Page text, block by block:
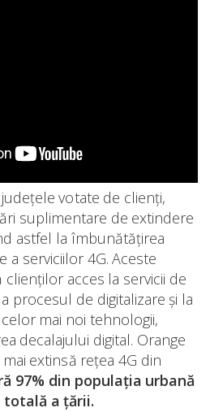
votate de clienți,
suplimentare de extindere
astfel la îmbunătățirea
a serviciilor 4G. Aceste
acces la servicii de
procesul de digitalizare și la
mai noi tehnologii,
decalajului digital. Orange
extinsă rețea 4G din
97% din populația urbană
totală a țării.